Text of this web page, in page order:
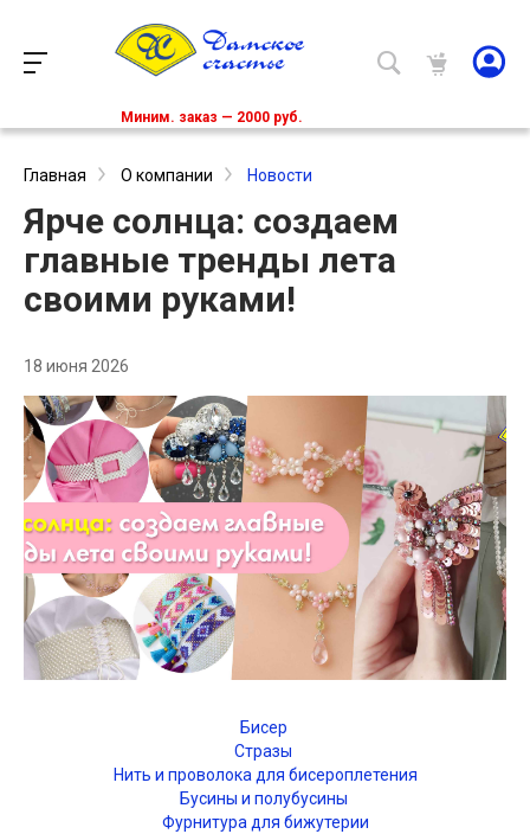
Миним. заказ — 2000 руб.
Главная О компании Новости
Ярче солнца: создаем
главные тренды лета
своими руками!
18 июня 2026
Бисер
Стразы
Нить и проволока для бисероплетения
Бусины и полубусины
Фурнитура для бижутерии